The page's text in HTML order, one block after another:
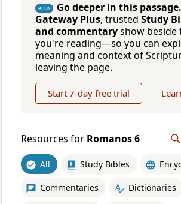
PLUS Go deeper in this passage.
Gateway Plus, trusted Study
and commentaryshow beside
you're reading—so you can
meaning and context of
leaving the page.
Start 7-day free trial
Resources for Romanos 6
All Study Bibles
Commentaries Dictionaries